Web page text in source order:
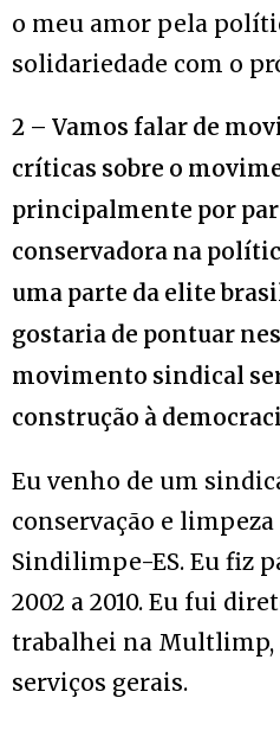
o meu amor pela
solidariedade com o
2 – Vamos falar de
críticas sobre o
principalmente por
conservadora na
uma parte da elite
gostaria de pontuar
movimento sindical
construção à
Eu venho de um
conservação e
Sindilimpe-ES. Eu fiz
2002 a 2010. Eu fui
trabalhei na Multlimp,
serviços gerais.